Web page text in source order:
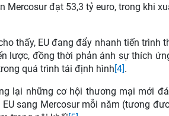
Mercosur đạt 53,3 tỷ euro, trong khi
thấy, EU đang đẩy nhanh tiến trình
lược, đồng thời phản ánh sự thích
quá trình tái định hình[4].
lại những cơ hội thương mại mới
sang Mercosur mỗi năm (tương